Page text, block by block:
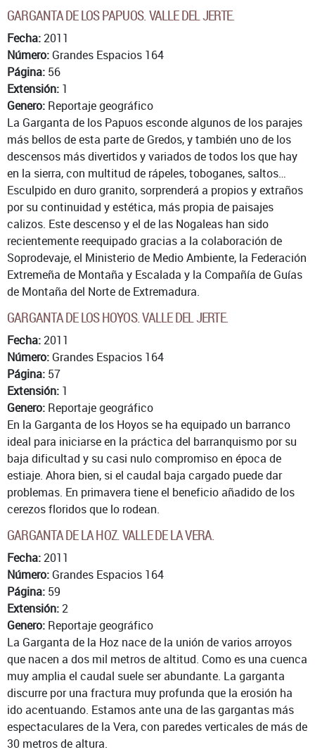
GARGANTA DE LOS PAPUOS. VALLE DEL JERTE.
Fecha:2011
Número: Grandes Espacios 164
Página: 56
Extensión: 1
Genero: Reportaje geográfico
La Garganta de los Papuos esconde algunos de los parajes
más bellos de esta parte de Gredos, y también uno de los
descensos más divertidos y variados de todos los que hay
en la sierra, con multitud de rápeles, toboganes, saltos…
Esculpido en duro granito, sorprenderá a propios y extraños
por su continuidad y estética, más propia de paisajes
calizos. Este descenso y el de las Nogaleas han sido
recientemente reequipado gracias a la colaboración de
Soprodevaje, el Ministerio de Medio Ambiente, la Federación
Extremeña de Montaña y Escalada y la Compañía de Guías
de Montaña del Norte de Extremadura.
GARGANTA DE LOS HOYOS. VALLE DEL JERTE.
Fecha:2011
Número: Grandes Espacios 164
Página: 57
Extensión: 1
Genero: Reportaje geográfico
En la Garganta de los Hoyos se ha equipado un barranco
ideal para iniciarse en la práctica del barranquismo por su
baja dificultad y su casi nulo compromiso en época de
estiaje. Ahora bien, si el caudal baja cargado puede dar
problemas. En primavera tiene el beneficio añadido de los
cerezos floridos que lo rodean.
GARGANTA DE LA HOZ. VALLE DE LA VERA.
Fecha:2011
Número: Grandes Espacios 164
Página: 59
Extensión:2
Genero: Reportaje geográfico
La Garganta de la Hoz nace de la unión de varios arroyos
que nacen a dos mil metros de altitud. Como es una cuenca
muy amplia el caudal suele ser abundante. La garganta
discurre por una fractura muy profunda que la erosión ha
ido acentuando. Estamos ante una de las gargantas más
espectaculares de la Vera, con paredes verticales de más de
30 metros de altura.